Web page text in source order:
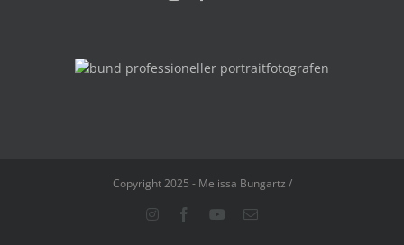
Copyright 2025 - Melissa Bungartz /
InstagramFacebookYouTube
E-